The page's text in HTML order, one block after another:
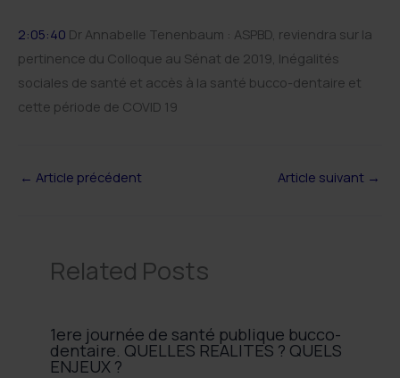
2:05:40 Dr Annabelle Tenenbaum : ASPBD, reviendra sur la
pertinence du Colloque au Sénat de 2019, Inégalités
sociales de santé et accès à la santé bucco-dentaire et
cette période de COVID 19
← Article précédent Article suivant →
Related Posts
1ere journée de santé publique bucco-
dentaire. QUELLES REALITES ? QUELS
ENJEUX ?